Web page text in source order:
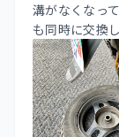
溝がなくなっ
も同時に交換